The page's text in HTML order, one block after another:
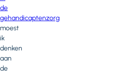
de
gehandicaptenzorg
moest
ik
denken
aan
de